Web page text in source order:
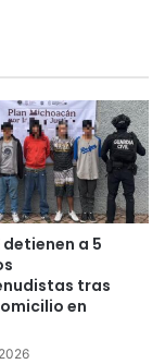
detienen a 5
tras
en